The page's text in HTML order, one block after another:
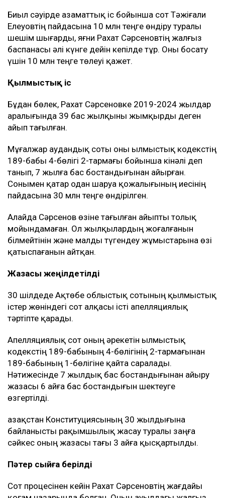
Биыл сәуірде азаматтық іс бойынша сот Тәжіғали
Елеуовтің пайдасына 10 млн теңге өндіру туралы
шешім шығарды, яғни Рахат Сәрсеновтің жалғыз
баспанасы әлі күнге дейін кепілде тұр. Оны босату
үшін 10 млн теңге төлеуі қажет.
Қылмыстық іс
Бұдан бөлек, Рахат Сәрсеновке 2019-2024 жылдар
аралығында 39 бас жылқыны жымқырды деген
айып тағылған.
Мұғалжар аудандық соты оны Қылмыстық кодекстің
189-бабы 4-бөлігі 2-тармағы бойынша кінәлі деп
танып, 7 жылға бас бостандығынан айырған.
Сонымен қатар одан шаруа қожалығының иесінің
пайдасына 30 млн теңге өндірілген.
Алайда Сәрсенов өзіне тағылған айыпты толық
мойындамаған. Ол жылқылардың жоғалғанын
білмейтінін және малды түгендеу жұмыстарына өзі
қатыспағанын айтқан.
Жазасы жеңілдетілді
30 шілдеде Ақтөбе облыстық сотының қылмыстық
істер жөніндегі сот алқасы істі апелляциялық
тәртіпте қарады.
Апелляциялық сот оның әрекетін Қылмыстық
кодекстің 189-бабының 4-бөлігінің 2-тармағынан
189-бабының 1-бөлігіне қайта саралады.
Нәтижесінде 7 жылдық бас бостандығынан айыру
жазасы 6 айға бас бостандығын шектеуге
өзгертілді.
Қазақстан Конституциясының 30 жылдығына
байланысты рақымшылық жасау туралы заңға
сәйкес оның жазасы тағы 3 айға қысқартылды.
Пәтер сыйға берілді
Сот процесінен кейін Рахат Сәрсеновтің жағдайы